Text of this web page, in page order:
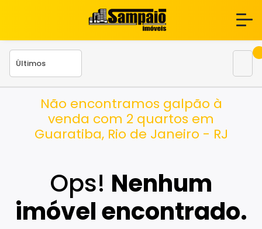
Não encontramos galpão à
venda com 2 quartos em
Guaratiba, Rio de Janeiro - RJ
Ops! Nenhum
imóvel encontrado.